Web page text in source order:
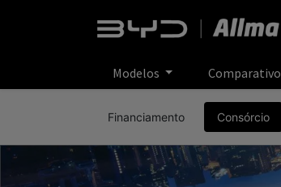
Modelos Comparativo
Financiamento Consórcio